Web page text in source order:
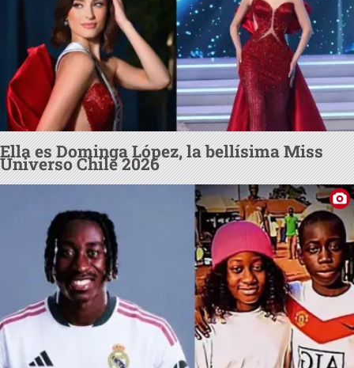
Ella es Dominga López, la bellísima Miss
Universo Chile 2026